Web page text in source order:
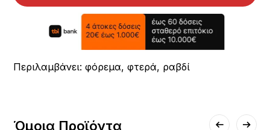
Περιλαμβάνει: φόρεμα, φτερά, ραβδί
Όμοια Προϊόντα